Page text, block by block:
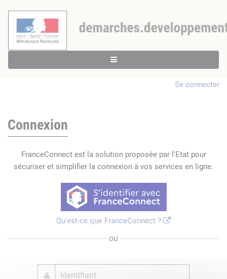
Se connecter
Connexion
FranceConnect est la solution proposée par l'Etat pour
sécuriser et simplifier la connexion à vos services en ligne.
Qu'est-ce que FranceConnect ?
ou